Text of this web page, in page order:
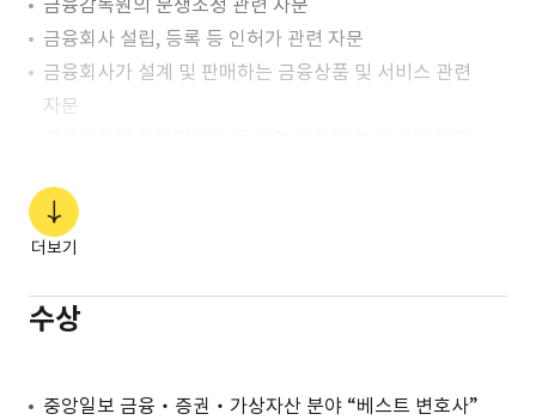
금융감독원의 분쟁조정 관련 자문
금융회사 설립, 등록 등 인허가 관련 자문
금융회사가 설계 및 판매하는 금융상품 및 서비스 관련
자문
검사 및 제재 자문
DLF, 사모펀드, ELS 사태 등 관련 금융감독당국의 검사,
금융소비자보호법 관련 은행 등 금융회사 제반 컨설팅 및
금융회사 내부통제 관련 제반 컨설팅 및 자문
더보기
수상
중앙일보 금융‧증권‧가상자산 분야 “베스트 변호사”